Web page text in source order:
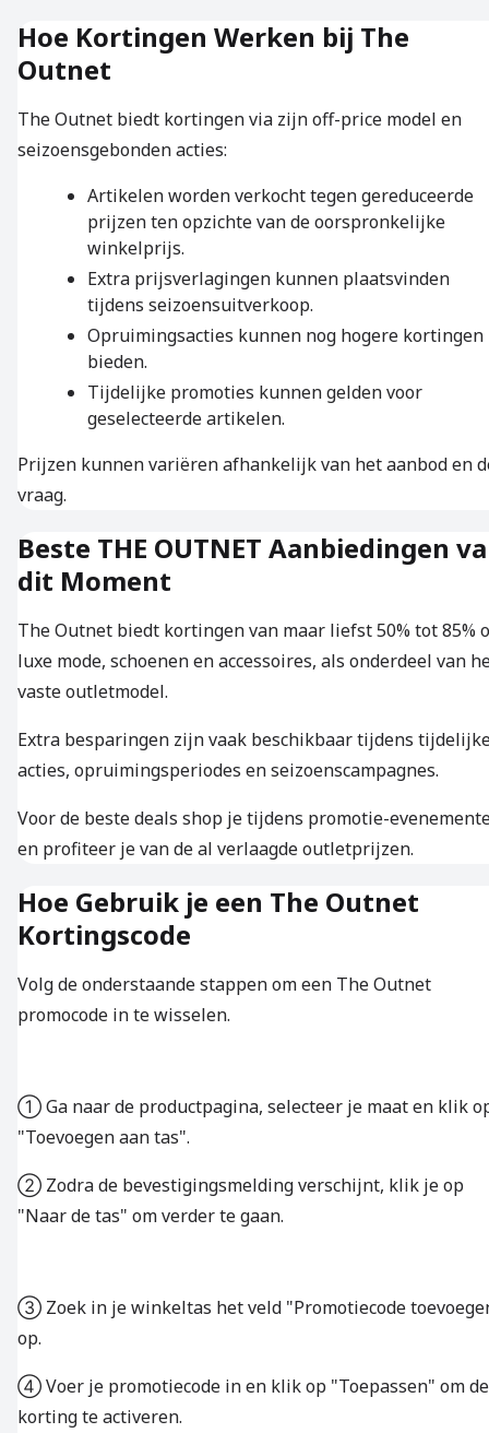
Hoe Kortingen Werken bij The
Outnet
The Outnet biedt kortingen via zijn off-price model en
seizoensgebonden acties:
Artikelen worden verkocht tegen gereduceerde
prijzen ten opzichte van de oorspronkelijke
winkelprijs.
Extra prijsverlagingen kunnen plaatsvinden
tijdens seizoensuitverkoop.
Opruimingsacties kunnen nog hogere kortingen
bieden.
Tijdelijke promoties kunnen gelden voor
geselecteerde artikelen.
Prijzen kunnen variëren afhankelijk van het aanbod en
vraag.
Beste THE OUTNET Aanbiedingen
dit Moment
The Outnet biedt kortingen van maar liefst 50% tot 85%
luxe mode, schoenen en accessoires, als onderdeel van
vaste outletmodel.
Extra besparingen zijn vaak beschikbaar tijdens
acties, opruimingsperiodes en seizoenscampagnes.
Voor de beste deals shop je tijdens promotie-
en profiteer je van de al verlaagde outletprijzen.
Hoe Gebruik je een The Outnet
Kortingscode
Volg de onderstaande stappen om een The Outnet
promocode in te wisselen.
① Ga naar de productpagina, selecteer je maat en klik
"Toevoegen aan tas".
② Zodra de bevestigingsmelding verschijnt, klik je op
"Naar de tas" om verder te gaan.
③ Zoek in je winkeltas het veld "Promotiecode
op.
④ Voer je promotiecode in en klik op "Toepassen" om de
korting te activeren.